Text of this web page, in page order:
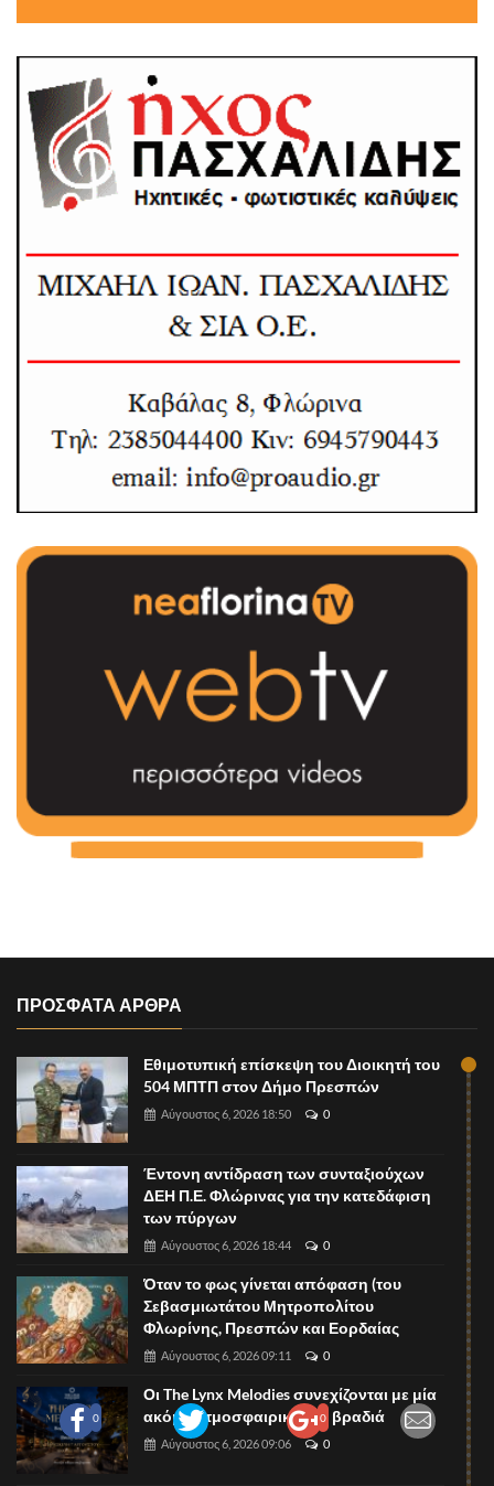
0 0
ΠΡΟΣΦΑΤΑ ΑΡΘΡΑ
Εθιμοτυπική επίσκεψη του Διοικητή του
504 ΜΠΤΠ στον Δήμο Πρεσπών
Αύγουστος 6, 2026 18:50 0
Έντονη αντίδραση των συνταξιούχων
ΔΕΗ Π.Ε. Φλώρινας για την κατεδάφιση
των πύργων
Αύγουστος 6, 2026 18:44 0
Όταν το φως γίνεται απόφαση (του
Σεβασμιωτάτου Μητροπολίτου
Φλωρίνης, Πρεσπών και Εορδαίας
Αύγουστος 6, 2026 09:11 0
Οι The Lynx Melodies συνεχίζονται με μία
ακόμη ατμοσφαιρική live βραδιά
Αύγουστος 6, 2026 09:06 0